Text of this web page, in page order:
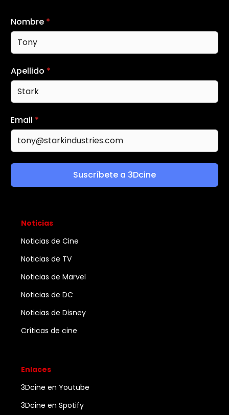
Nombre *
Apellido *
Email *
Suscríbete a 3Dcine
Noticias
Noticias de Cine
Noticias de TV
Noticias de Marvel
Noticias de DC
Noticias de Disney
Críticas de cine
Enlaces
3Dcine en Youtube
3Dcine en Spotify